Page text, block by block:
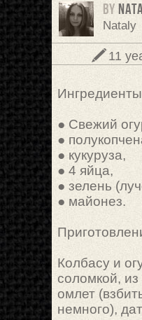
BY
Nataly
11
● Свежий
●
● кукуруза,
● 4 яйца,
● зелень
● майонез.
Колбасу и
соломкой, из
омлет
немного),